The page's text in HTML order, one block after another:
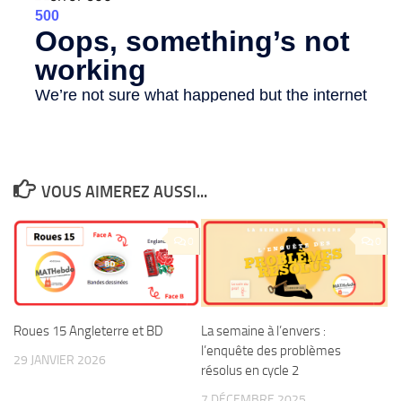
VOUS AIMEREZ AUSSI...
0
Roues 15 Angleterre et BD
29 JANVIER 2026
0
La semaine à l’envers :
l’enquête des problèmes
résolus en cycle 2